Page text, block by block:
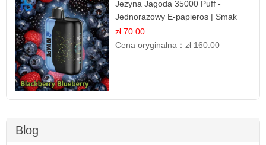
Jeżyna Jagoda 35000 Puff -
Jednorazowy E-papieros | Smak
Leśnych Owoców
zł 70.00
Cena oryginalna：zł 160.00
Blog